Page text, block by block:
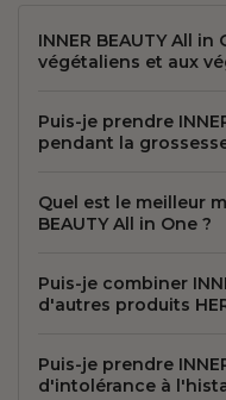
INNER BEAUTY All
végétaliens et aux
Puis-je prendre
pendant la
Quel est le meilleur
BEAUTY All in One ?
Puis-je combiner
d'autres produits
Puis-je prendre
d'intolérance à